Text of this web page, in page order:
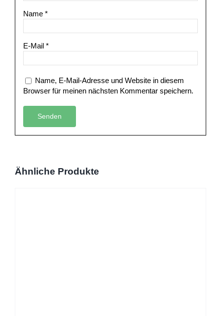
Name *
E-Mail *
Name, E-Mail-Adresse und Website in diesem
Browser für meinen nächsten Kommentar speichern.
Ähnliche Produkte